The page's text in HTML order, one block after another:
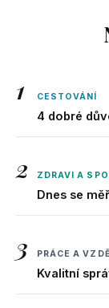
1 CESTOVÁNÍ
4 dobré
2 ZDRAVI A
Dnes se
3 PRÁCE A
Kvalitní